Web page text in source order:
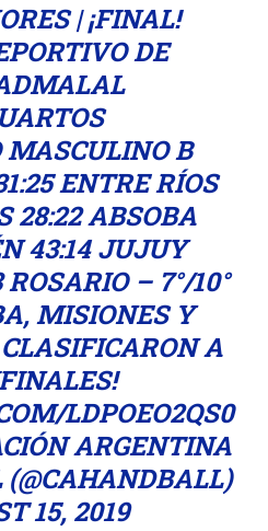
| ¡FINAL!
DE
MASCULINO B
ENTRE RÍOS
28:22 ABSOBA
43:14 JUJUY
ROSARIO – 7°/10°
MISIONES Y
A
LDPOEO2QS0
ARGENTINA
15, 2019